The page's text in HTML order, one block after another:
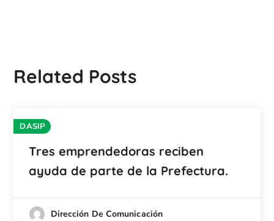
Related Posts
DASIP
Tres emprendedoras reciben
ayuda de parte de la Prefectura.
Dirección De Comunicación